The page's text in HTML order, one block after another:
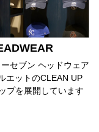
セブン ヘッドウェア
エットのCLEAN UP
プを展開しています